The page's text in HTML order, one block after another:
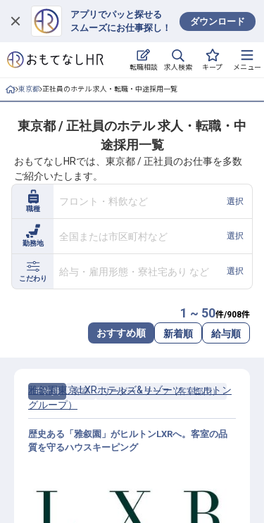
アプリでパッと探せる
スムーズにお仕事探し！
ダウンロード
転職相談 求人検索 キープ メニュー
ログイン
求人・施設を探す
就職・転職 合同説明会
おもてなしHRについて
ご利用の流れ
よくある質問
ホテル・宿泊業界情報コラム
転職サポートに申し込む
東京都 正社員のホテル 求人・転職・中途採用一覧
東京都 / 正社員のホテル 求人・転職・中
途採用一覧
おもてなしHRでは、東京都 / 正社員のお仕事を多数
ご紹介いたします。
職種
フロント・料飲など 選択
勤務地
全国または市区町村など 選択
こだわり
給与・雇用形態・寮社宅あり など 選択
1 ~ 50件/908件
おすすめ順 新着順 給与順
正社員 客室 リーダー・チーフ（客室部門）
雅叙園東京 LXRホテルズ&リゾーツ（ヒルトン
グループ）
歴史ある「雅叙園」がヒルトンLXRへ。客室の品
質を守るハウスキーピング